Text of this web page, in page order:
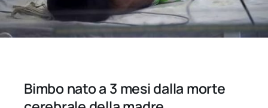
Bimbo nato a 3 mesi dalla morte